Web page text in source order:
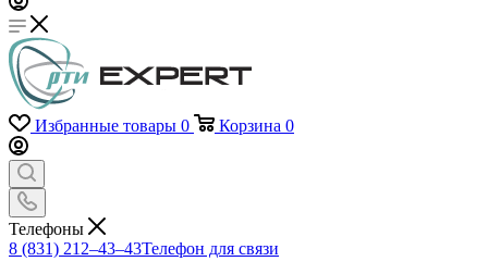
Избранные товары 0 Корзина 0
Телефоны
8 (831) 212–43–43Телефон для связи